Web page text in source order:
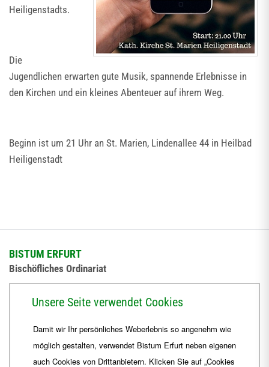
Heiligenstadts.
Die
Jugendlichen erwarten gute Musik, spannende Erlebnisse in
den Kirchen und ein kleines Abenteuer auf ihrem Weg.
Beginn ist um 21 Uhr an St. Marien, Lindenallee 44 in Heilbad
Heiligenstadt
BISTUM ERFURT
Bischöfliches Ordinariat
+49 361 6572-444
ordinariat Bistum-Erfurt.de
Unsere Seite verwendet Cookies
Damit wir Ihr persönliches Weberlebnis so angenehm wie
möglich gestalten, verwendet Bistum Erfurt neben eigenen
auch Cookies von Drittanbietern. Klicken Sie auf „Cookies